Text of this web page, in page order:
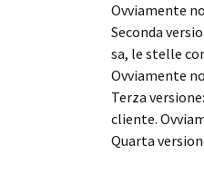
Ovviamente
Seconda
sa, le stelle
Ovviamente
Terza
cliente.
Quarta